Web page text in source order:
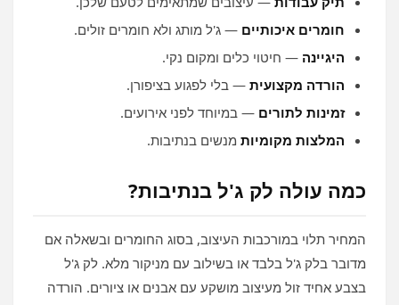
חומרים איכותיים — ג'ל מותג ולא חומרים זולים.
היגיינה — חיטוי כלים ומקום נקי.
הורדה מקצועית — בלי לפגוע בציפורן.
זמינות לתורים — במיוחד לפני אירועים.
המלצות מקומיות מנשים בנתיבות.
כמה עולה לק ג'ל בנתיבות?
המחיר תלוי במורכבות העיצוב, בסוג החומרים ובשאלה אם
מדובר בלק ג'ל בלבד או בשילוב עם מניקור מלא. לק ג'ל
בצבע אחיד זול מעיצוב מושקע עם אבנים או ציורים. הורדה